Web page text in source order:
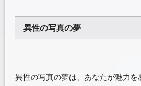
異性の写真の夢
異性の写真の夢は、あなたが魅力を